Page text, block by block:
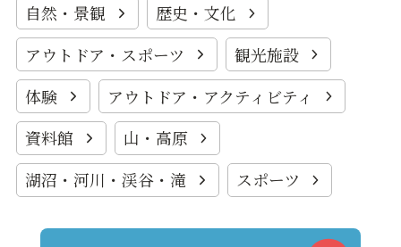
自然・景観
歴史・文化
アウトドア・スポーツ
観光施設
体験
アウトドア・アクティビティ
資料館
山・高原
湖沼・河川・渓谷・滝
スポーツ